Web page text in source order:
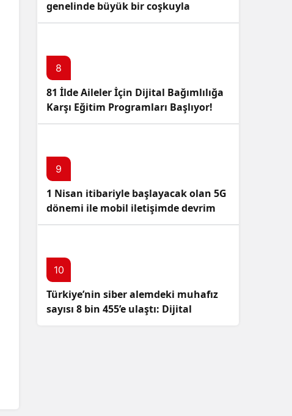
genelinde büyük bir coşkuyla
kutlandı: İşte Etkinlikler ve
8
81 İlde Aileler İçin Dijital Bağımlılığa
Karşı Eğitim Programları Başlıyor!
9
1 Nisan itibariyle başlayacak olan 5G
dönemi ile mobil iletişimde devrim
başlıyor!
10
Türkiye’nin siber alemdeki muhafız
sayısı 8 bin 455’e ulaştı: Dijital